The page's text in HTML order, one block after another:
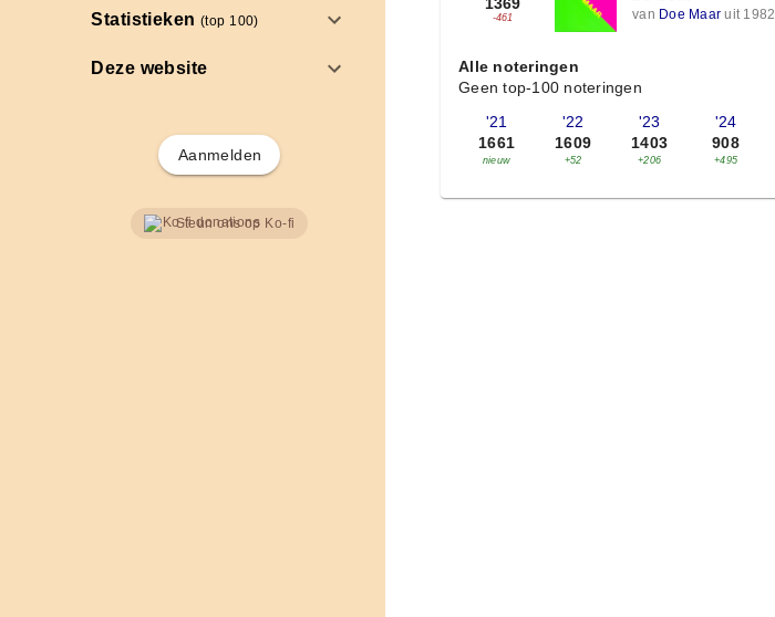
Statistieken(top 100)
Deze website
Aanmelden
Steun ons op Ko-fi
1369
-461 van Doe Maar uit 1982
Alle noteringen
Geen top-100 noteringen
'21
1661
nieuw
'22
1609
+52
'23
1403
+206
'24
908
+495